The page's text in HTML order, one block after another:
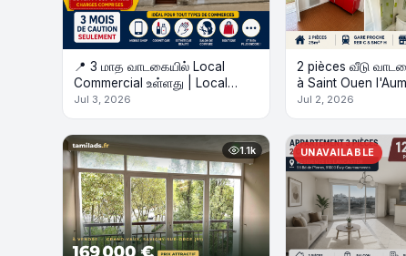
📍 3 மாத வாடகையில் Local
Commercial உள்ளது | Local
Commercial à Louer Seulement
3 Mois de Caution
Jul 3, 2026
2 pièces வீடு
à Saint Ouen
RER C / SNCF H
Jul 2, 2026
1.1k UNAVAILABLE